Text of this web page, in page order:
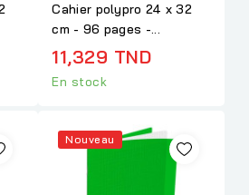
Cahier polypro 24 x 32
cm - 96 pages -...
11,329 TND
En stock
Nouveau